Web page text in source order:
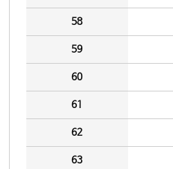
58
59
60
61
62
63